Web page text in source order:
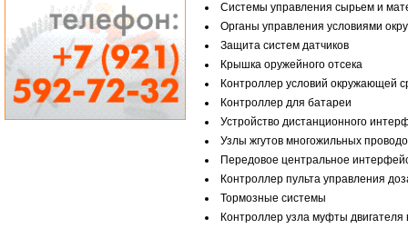
Системы управления сырьем и
Органы управления условиями
Защита систем датчиков
Крышка оружейного отсека
Контроллер условий окружающей
Контроллер для батареи
Устройство дистанционного
Узлы жгутов многожильных
Передовое центральное
Контроллер пульта управления
Тормозные системы
Контроллер узла муфты двигателя